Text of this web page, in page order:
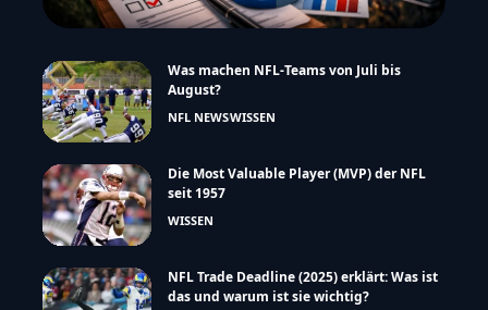
Was machen NFL-Teams von Juli bis
August?
NFL NEWSWISSEN
Die Most Valuable Player (MVP) der NFL
seit 1957
WISSEN
NFL Trade Deadline (2025) erklärt: Was ist
das und warum ist sie wichtig?